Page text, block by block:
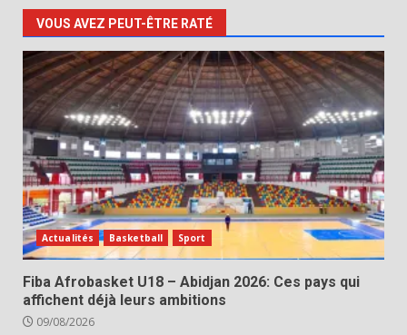
VOUS AVEZ PEUT-ÊTRE RATÉ
Actualités Basketball Sport
Fiba Afrobasket U18 – Abidjan 2026: Ces pays qui
affichent déjà leurs ambitions
09/08/2026